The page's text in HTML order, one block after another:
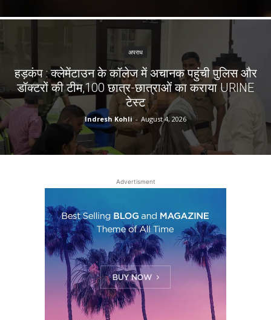
अपराध
हड़कंप : क्लेमेंटाउन के कॉलेज में अचानक पहुंची पुलिस और
डॉक्टरों की टीम,100 छात्र-छात्राओं का कराया URINE
टेस्ट
Indresh Kohli - August 4, 2026
Advertisment